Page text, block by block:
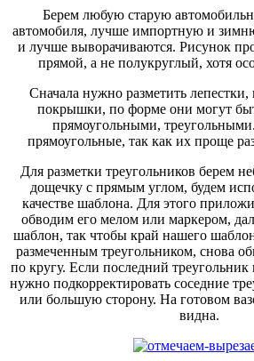
Берем любую старую
автомобиля, лучше импортную и
и лучше выворачиваются. Рисунок
прямой, а не полукруглый, хотя
Сначала нужно разметить лепестки,
покрышки, по форме они могут
прямоугольными,
прямоугольные, так как их проще
Для разметки треугольников берем
дощечку с прямым углом, будем
качестве шаблона. Для этого
обводим его мелом или маркером,
шаблон, так чтобы край нашего
размеченным треугольником, снова
по кругу. Если последний
нужно подкорректировать соседние
или большую сторону. На готовом
видна.